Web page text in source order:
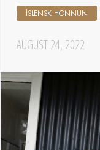
AUGUST 24, 2022
ÍSLENSK HÖNNUN